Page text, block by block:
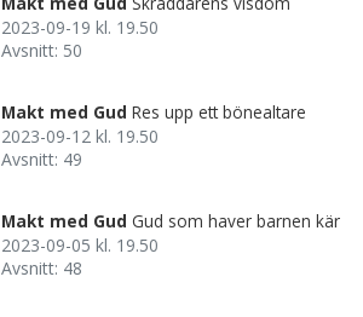
2023-09-19 kl. 19.50
Avsnitt: 50
Makt med Gud Res upp ett bönealtare
2023-09-12 kl. 19.50
Avsnitt: 49
Makt med Gud Gud som haver barnen kär
2023-09-05 kl. 19.50
Avsnitt: 48